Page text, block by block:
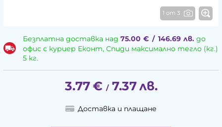
1 от 3
Безплатна доставка над 75.00 € / 146.69 лв.до
офис с куриер Еконт, Спиди максимално тегло (кг.)
5 кг.
3.77€ / 7.37лв.
Доставка и плащане